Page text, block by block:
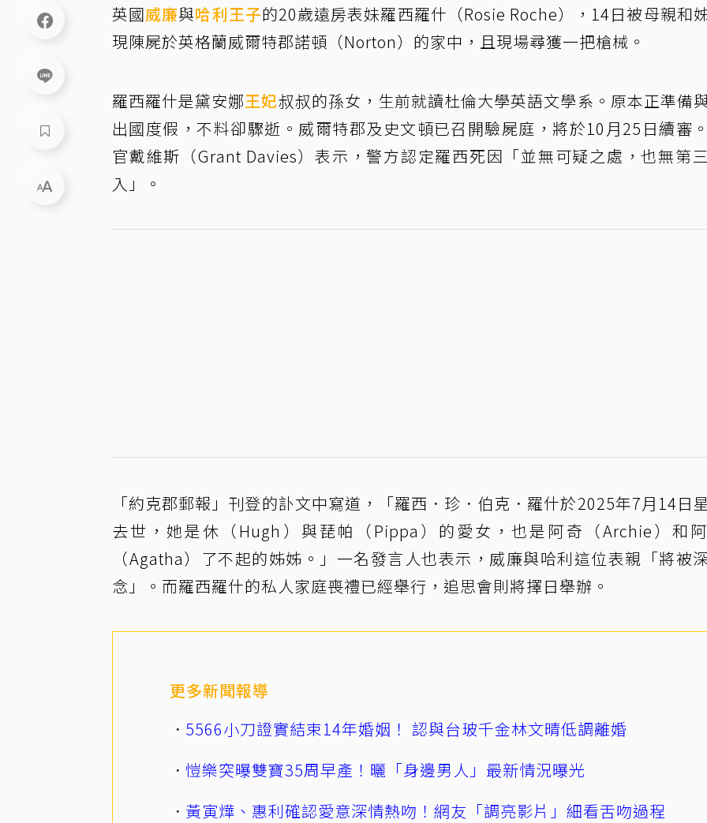
英國威廉與哈利王子的20歲遠房表妹羅西羅什（Rosie Roche），14日被母親和
現陳屍於英格蘭威爾特郡諾頓（Norton）的家中，且現場尋獲一把槍械。
羅西羅什是黛安娜王妃叔叔的孫女，生前就讀杜倫大學英語文學系。原本正準備
出國度假，不料卻驟逝。威爾特郡及史文頓已召開驗屍庭，將於10月25日續審
官戴維斯（Grant Davies）表示，警方認定羅西死因「並無可疑之處，也無第
入」。
「約克郡郵報」刊登的訃文中寫道，「羅西．珍．伯克．羅什於2025年7月14日
去世，她是休（Hugh）與琵帕（Pippa）的愛女，也是阿奇（Archie）和
（Agatha）了不起的姊姊。」一名發言人也表示，威廉與哈利這位表親「將被
念」。而羅西羅什的私人家庭喪禮已經舉行，追思會則將擇日舉辦。
更多新聞報導
5566小刀證實結束14年婚姻！ 認與台玻千金林文晴低調離婚
愷樂突曝雙寶35周早產！曬「身邊男人」最新情況曝光
黃寅燁、惠利確認愛意深情熱吻！網友「調亮影片」細看舌吻過程